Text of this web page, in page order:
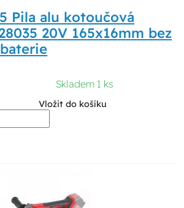
Pila alu kotoučová
20V 165x16mm bez
Skladem 1 ks
Vložit do košíku